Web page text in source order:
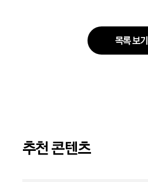
목록 보기
추천 콘텐츠